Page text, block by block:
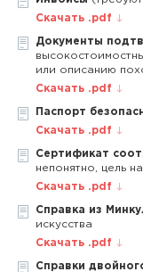
Скачать .pdf
Документы
или описанию
Скачать .pdf
Паспорт
Скачать .pdf
Сертификат
непонятно, цель
Скачать .pdf
Справка из
искусства
Скачать .pdf
Справки